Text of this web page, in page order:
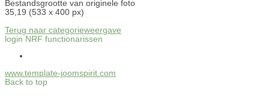
Bestandsgrootte van originele foto
35,19 (533 x 400 px)
Terug naar categorieweergave
login NRF functionarissen
www.template-joomspirit.com
Back to top